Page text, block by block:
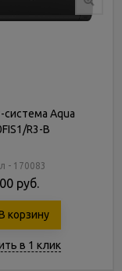
Aqua
R3-B
- 170083
руб.
корзину
в 1 клик